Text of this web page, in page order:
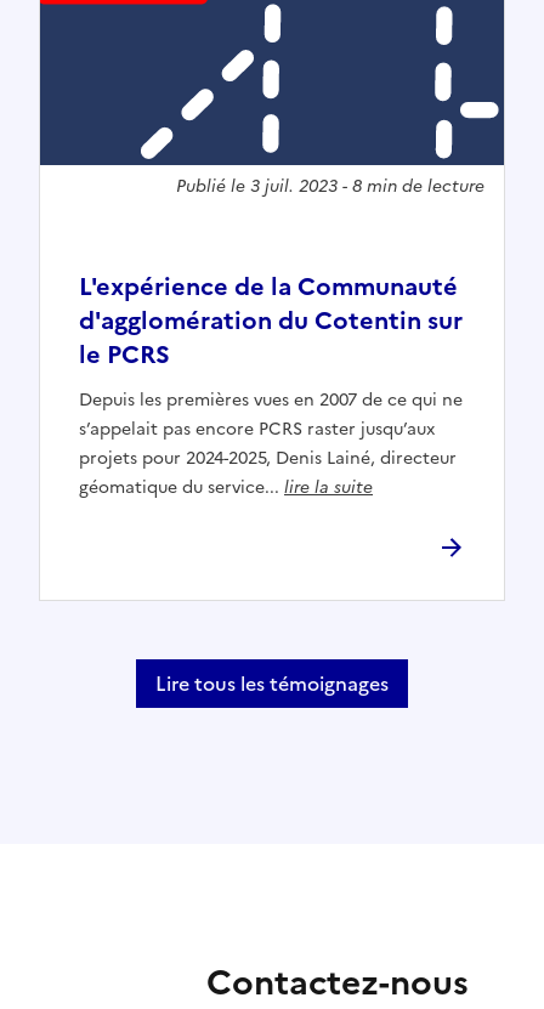
L'expérience de la Communauté
d'agglomération du Cotentin sur
le PCRS
Depuis les premières vues en 2007 de ce qui ne
s’appelait pas encore PCRS raster jusqu’aux
projets pour 2024-2025, Denis Lainé, directeur
géomatique du service... lire la suite
Publié le3 juil. 2023-8min de lecture
Lire tous les témoignages
Contactez-nous